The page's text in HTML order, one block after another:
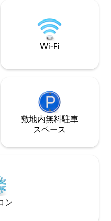
は、ブ
ャーを
！
みください。忘れ
作りましょう！
Wi-Fi
敷地内無料駐⁠車
ス⁠ペ⁠ー⁠ス
ン